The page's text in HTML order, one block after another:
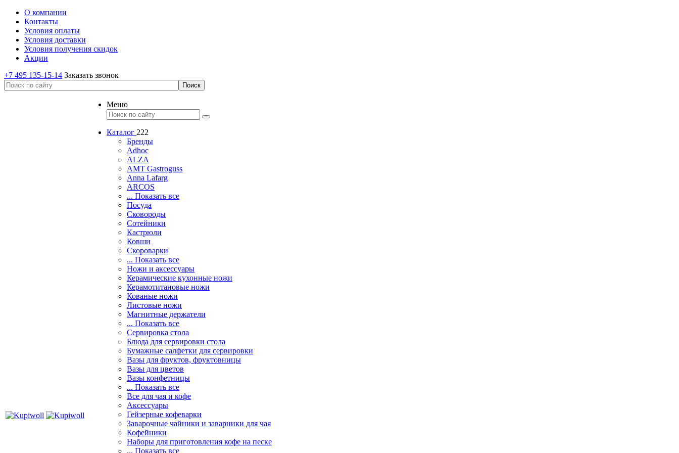
О компании
Контакты
Условия оплаты
Условия доставки
Условия получения скидок
Акции
+7 495 135-15-14 Заказать звонок
Меню
Каталог 222
Бренды
Adhoc
ALZA
AMT Gastroguss
Anna Lafarg
ARCOS
... Показать все
Посуда
Сковороды
Сотейники
Кастрюли
Ковши
Скороварки
... Показать все
Ножи и аксессуары
Керамические кухонные ножи
Керамотитановые ножи
Кованые ножи
Листовые ножи
Магнитные держатели
... Показать все
Сервировка стола
Блюда для сервировки стола
Бумажные салфетки для сервировки
Вазы для фруктов, фруктовницы
Вазы для цветов
Вазы конфетницы
... Показать все
Все для чая и кофе
Аксессуары
Гейзерные кофеварки
Заварочные чайники и заварники для чая
Кофейники
Наборы для приготовления кофе на песке
... Показать все